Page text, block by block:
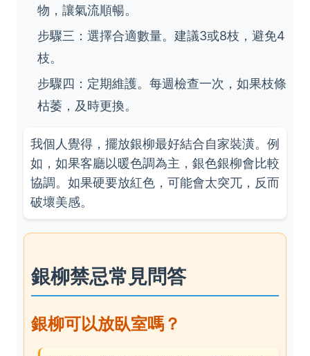
物，讓氣流順暢。
步驟三：選擇合適數量。建議3或8枝，避免4
枝。
步驟四：定期維護。每週檢查一次，如果枝條
枯萎，及時更換。
我個人覺得，擺放銀柳最好結合自家裝潢。例
如，如果客廳以暖色調為主，銀色銀柳會比較
協調。如果硬要放紅色，可能會太突兀，反而
破壞美感。
銀柳禁忌常見問答
銀柳可以放臥室嗎？